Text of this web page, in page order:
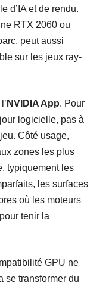
d’IA et de rendu.
RTX 2060 ou
peut aussi
sur les jeux ray-
NVIDIA App. Pour
logicielle, pas à
Côté usage,
zones les plus
typiquement les
les surfaces
où les moteurs
tenir la
GPU ne
se transformer du